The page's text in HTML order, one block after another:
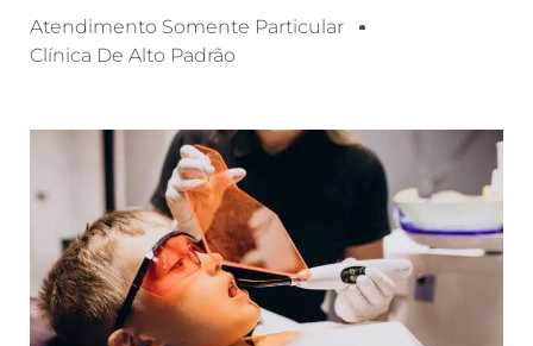
Atendimento Somente Particular
Clínica De Alto Padrão